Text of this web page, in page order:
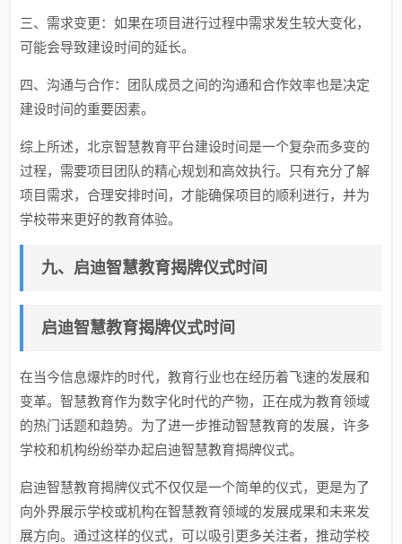
三、需求变更：如果在项目进行过程中需求发生较大变化，
可能会导致建设时间的延长。
四、沟通与合作：团队成员之间的沟通和合作效率也是决定
建设时间的重要因素。
综上所述，北京智慧教育平台建设时间是一个复杂而多变的
过程，需要项目团队的精心规划和高效执行。只有充分了解
项目需求，合理安排时间，才能确保项目的顺利进行，并为
学校带来更好的教育体验。
九、启迪智慧教育揭牌仪式时间
启迪智慧教育揭牌仪式时间
在当今信息爆炸的时代，教育行业也在经历着飞速的发展和
变革。智慧教育作为数字化时代的产物，正在成为教育领域
的热门话题和趋势。为了进一步推动智慧教育的发展，许多
学校和机构纷纷举办起启迪智慧教育揭牌仪式。
启迪智慧教育揭牌仪式不仅仅是一个简单的仪式，更是为了
向外界展示学校或机构在智慧教育领域的发展成果和未来发
展方向。通过这样的仪式，可以吸引更多关注者，推动学校